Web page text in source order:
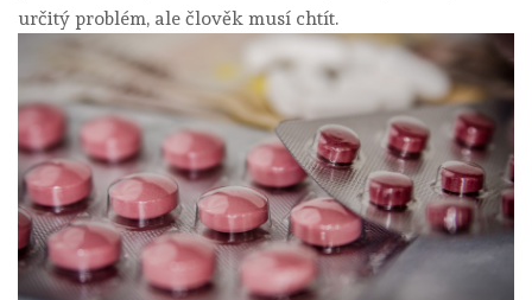
určitý problém, ale člověk musí chtít.